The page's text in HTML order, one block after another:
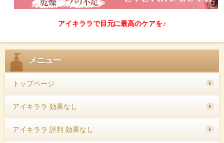
アイキララで目元に最高のケアを♪
メニュー
トップページ
アイキララ 効果なし
アイキララ 評判 効果なし